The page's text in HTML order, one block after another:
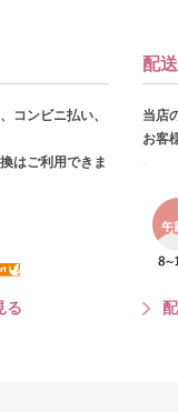
コンビニ払い、
はご利用できま
る
配
当店
お客